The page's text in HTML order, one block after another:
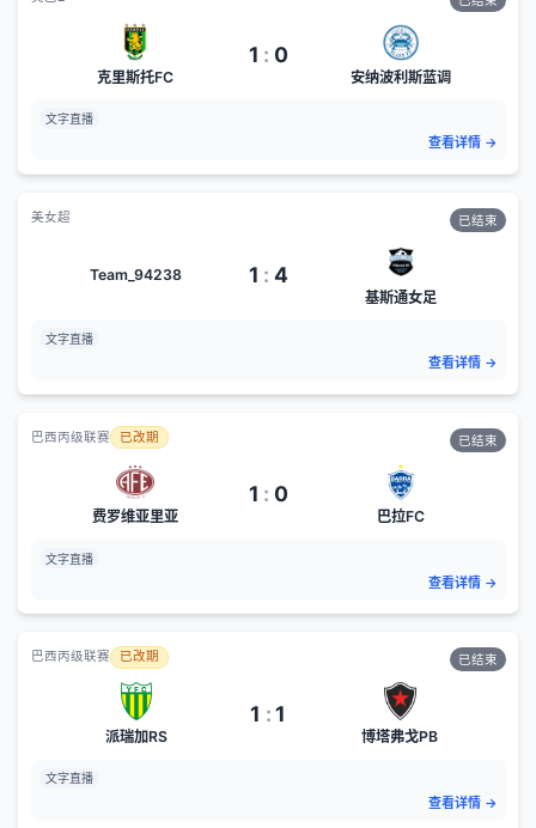
克里斯托FC
1 : 0
安纳波利斯蓝调
文字直播
查看详情→
美女超 已结束
Team_94238 1 : 4
基斯通女足
文字直播
查看详情→
巴西丙级联赛 已改期 已结束
费罗维亚里亚
1 : 0
巴拉FC
文字直播
查看详情→
巴西丙级联赛 已改期 已结束
派瑞加RS
1 :1
博塔弗戈PB
文字直播
查看详情→